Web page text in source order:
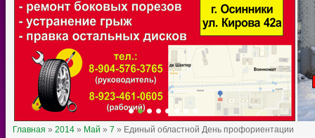
Главная » 2014 » Май » 7 » Единый областной День профориентации